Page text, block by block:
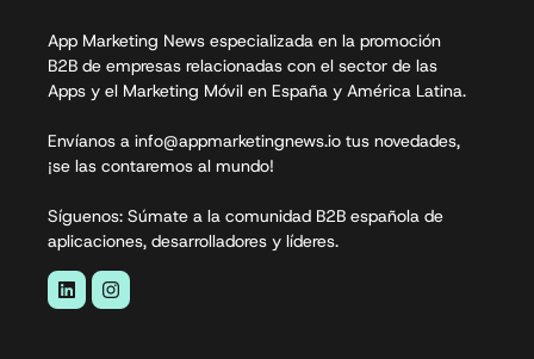
App Marketing News especializada en la promoción
B2B de empresas relacionadas con el sector de las
Apps y el Marketing Móvil en España y América Latina.
Envíanos a info@appmarketingnews.io tus novedades,
¡se las contaremos al mundo!
Síguenos: Súmate a la comunidad B2B española de
aplicaciones, desarrolladores y líderes.